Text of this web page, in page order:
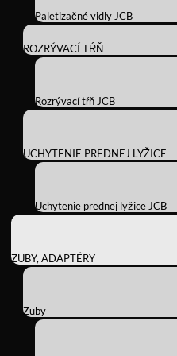
Paletizačné vidly JCB
ROZRÝVACÍ TŔŇ
Rozrývací tŕň JCB
UCHYTENIE PREDNEJ LYŽICE
Uchytenie prednej lyžice JCB
ZUBY, ADAPTÉRY
Zuby